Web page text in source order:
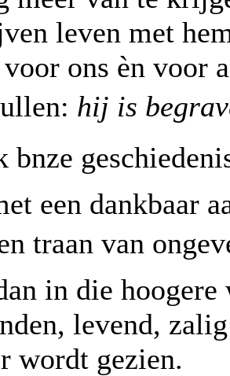
leven met
ons èn voor
hij is
bnze
een dankbaar
traan van
in die hoogere
levend,
wordt gezien.